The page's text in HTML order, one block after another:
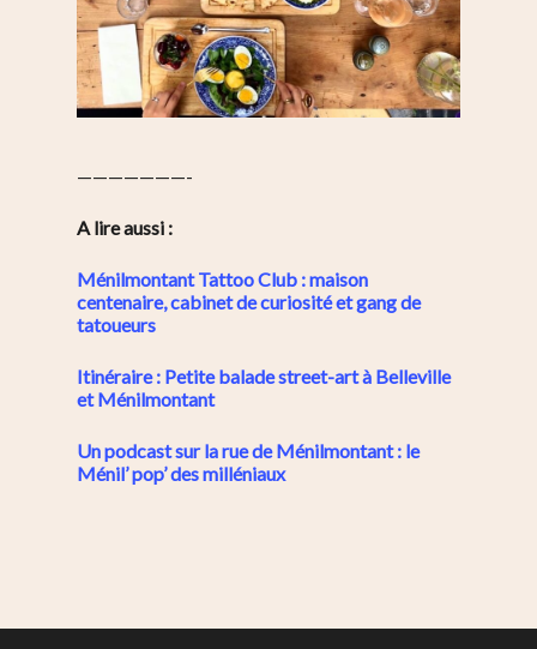
———————-
A lire aussi :
Ménilmontant Tattoo Club : maison
centenaire, cabinet de curiosité et gang de
tatoueurs
Itinéraire : Petite balade street-art à Belleville
et Ménilmontant
Un podcast sur la rue de Ménilmontant : le
Ménil’ pop’ des milléniaux